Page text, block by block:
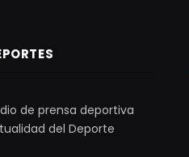
de prensa deportiva
del Deporte